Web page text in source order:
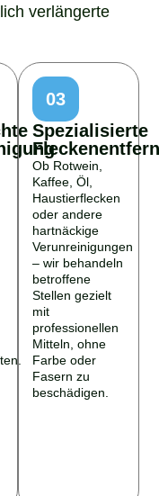
verlängerte
03
Spezialisierte
Ob Rotwein,
Kaffee, Öl,
Haustierflecken
oder andere
hartnäckige
Verunreinigungen
– wir behandeln
betroffene
Stellen gezielt
mit
professionellen
Mitteln, ohne
Farbe oder
Fasern zu
beschädigen.